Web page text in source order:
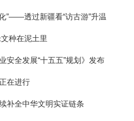
化”——透过新疆看“访古游”升温
种在泥土里
安全发展“十五五”规划》发布
在进行
补全中华文明实证链条